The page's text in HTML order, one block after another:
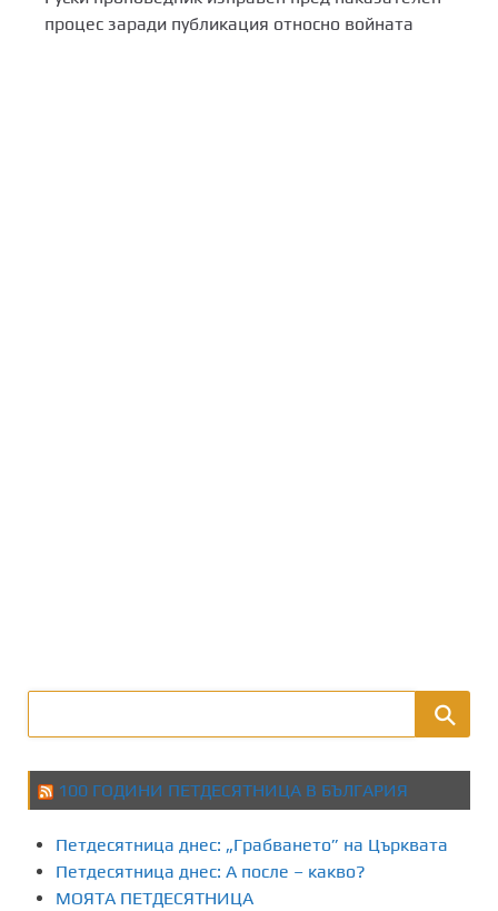
процес заради публикация относно войната
100 ГОДИНИ ПЕТДЕСЯТНИЦА В БЪЛГАРИЯ
Петдесятница днес: „Грабването” на Църквата
Петдесятница днес: А после – какво?
МОЯТА ПЕТДЕСЯТНИЦА